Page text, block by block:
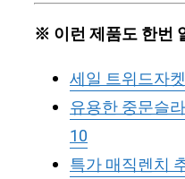
※ 이런 제품도 한번
세일 트위드자
유용한 중문슬
10
특가 매직렌치